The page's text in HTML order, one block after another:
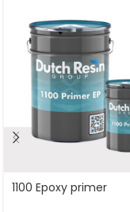
1100 Epoxy primer